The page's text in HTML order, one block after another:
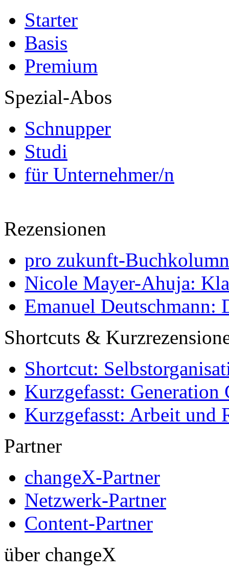
Starter
Basis
Premium
Spezial-Abos
Schnupper
Studi
für Unternehmer/n
Rezensionen
pro zukunft-
Nicole Mayer-Ahuja:
Emanuel Deutschmann:
Shortcuts &
Shortcut:
Kurzgefasst: Generation
Kurzgefasst: Arbeit und
Partner
changeX-Partner
Netzwerk-Partner
Content-Partner
über changeX